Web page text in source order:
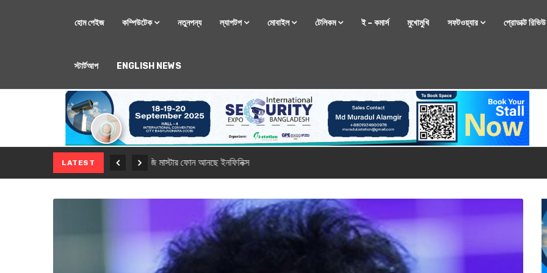
হোম পেইজ কম্পিউটেক নতুনপন্য ল্যাপটপ মোবাইল টেলিকম ই – কমার্স মুখোমুখি সফটওয়্যার প্রোডাক্ট রিভিউ
স্টার্টআপ ENGLISH NEWS
LATEST মোবাইল নতুন সি-সিরিজ স্মার্টফোন নিয়ে আসছে রিয়েলমি